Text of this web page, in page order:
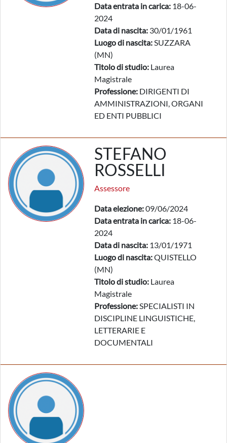
Data entrata in carica: 18-06-
2024
Data di nascita: 30/01/1961
Luogo di nascita:SUZZARA
(MN)
Titolo di studio: Laurea
Magistrale
Professione: DIRIGENTI DI
AMMINISTRAZIONI, ORGANI
ED ENTI PUBBLICI
STEFANO
ROSSELLI
Assessore
Data elezione:09/06/2024
Data entrata in carica: 18-06-
2024
Data di nascita: 13/01/1971
Luogo di nascita:QUISTELLO
(MN)
Titolo di studio: Laurea
Magistrale
Professione:SPECIALISTI IN
DISCIPLINE LINGUISTICHE,
LETTERARIE E
DOCUMENTALI